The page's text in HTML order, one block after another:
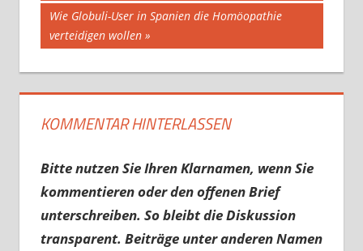
Nächster
Beitrag:
Wie Globuli-User in Spanien die Homöopathie
verteidigen wollen
KOMMENTAR HINTERLASSEN
Bitte nutzen Sie Ihren Klarnamen, wenn Sie
kommentieren oder den offenen Brief
unterschreiben. So bleibt die Diskussion
transparent. Beiträge unter anderen Namen